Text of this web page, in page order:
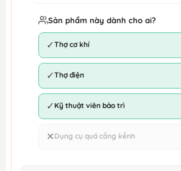
Sản phẩm này dành cho ai?
✓Thợ cơ khí
✓Thợ điện
✓ Kỹ thuật viên bảo trì
✕ Dụng cụ quá cồng kềnh